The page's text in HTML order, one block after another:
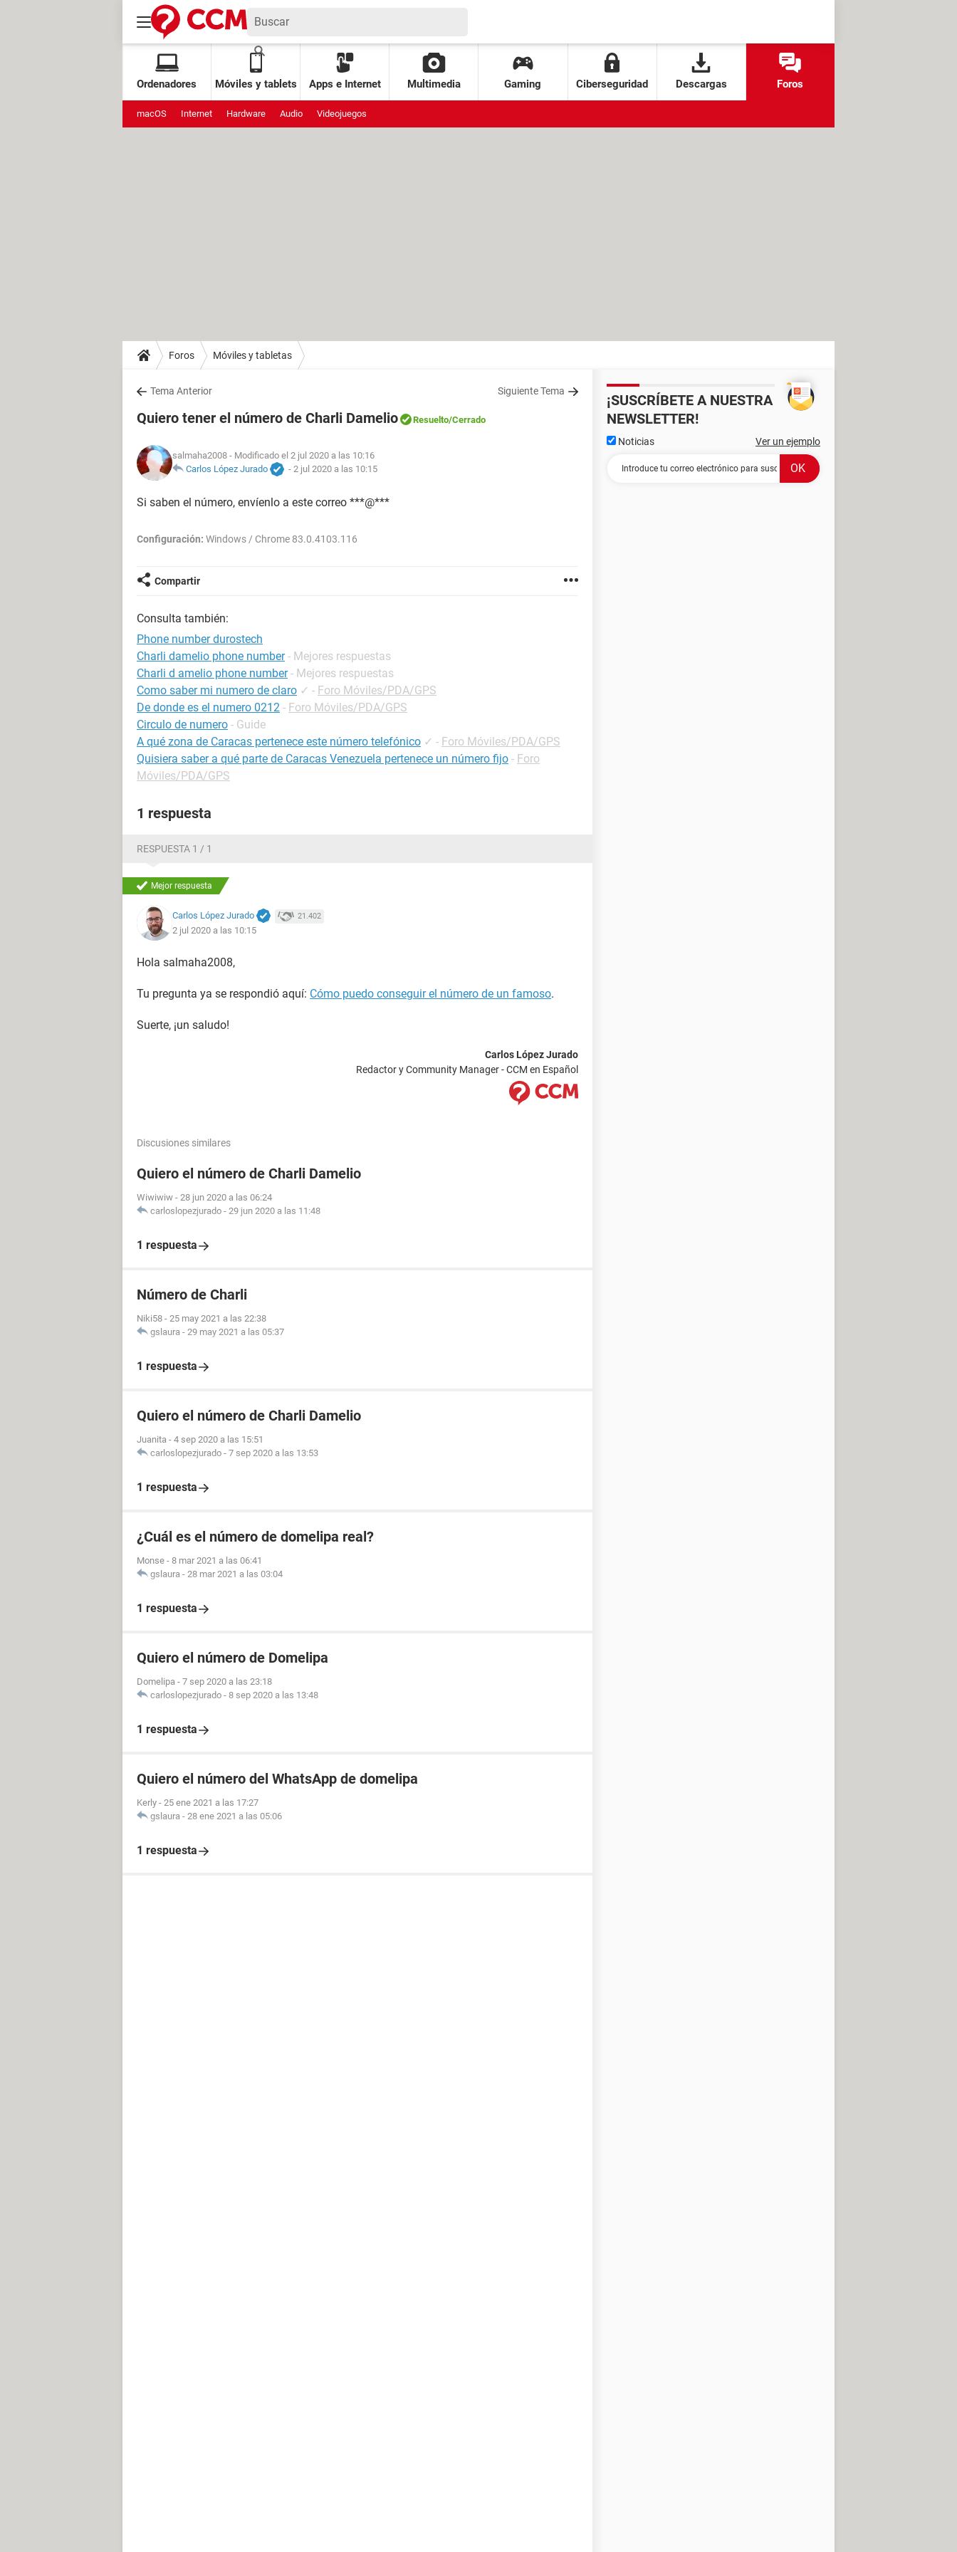
Ordenadores Móviles y tablets Apps e Internet Multimedia Gaming Ciberseguridad Descargas Foros
macOS Internet Hardware Audio Videojuegos
Foros Móviles y tabletas
Tema Anterior Siguiente Tema
Quiero tener el número de Charli Damelio Resuelto/Cerrado
salmaha2008 - Modificado el 2 jul 2020 a las 10:16
Carlos López Jurado
- 2 jul 2020 a las 10:15
Si saben el número, envíenlo a este correo ***@***
Configuración: Windows / Chrome 83.0.4103.116
Compartir
Consulta también:
Phone number durostech
Charli damelio phone number - Mejores respuestas
Charli d amelio phone number - Mejores respuestas
Como saber mi numero de claro ✓ - Foro Móviles/PDA/GPS
De donde es el numero 0212 - Foro Móviles/PDA/GPS
Circulo de numero - Guide
A qué zona de Caracas pertenece este número telefónico ✓ - Foro Móviles/PDA/GPS
Quisiera saber a qué parte de Caracas Venezuela pertenece un número fijo - Foro
Móviles/PDA/GPS
1 respuesta
RESPUESTA 1 / 1
Mejor respuesta
Carlos López Jurado 21.402
2 jul 2020 a las 10:15
Hola salmaha2008,
Tu pregunta ya se respondió aquí: Cómo puedo conseguir el número de un famoso.
Suerte, ¡un saludo!
Carlos López Jurado
Redactor y Community Manager - CCM en Español
Discusiones similares
Quiero el número de Charli Damelio
Wiwiwiw - 28 jun 2020 a las 06:24
carloslopezjurado - 29 jun 2020 a las 11:48
1 respuesta
Número de Charli
Niki58 - 25 may 2021 a las 22:38
gslaura - 29 may 2021 a las 05:37
1 respuesta
Quiero el número de Charli Damelio
Juanita - 4 sep 2020 a las 15:51
carloslopezjurado - 7 sep 2020 a las 13:53
1 respuesta
¿Cuál es el número de domelipa real?
Monse - 8 mar 2021 a las 06:41
gslaura - 28 mar 2021 a las 03:04
1 respuesta
Quiero el número de Domelipa
Domelipa - 7 sep 2020 a las 23:18
carloslopezjurado - 8 sep 2020 a las 13:48
1 respuesta
Quiero el número del WhatsApp de domelipa
Kerly - 25 ene 2021 a las 17:27
gslaura - 28 ene 2021 a las 05:06
1 respuesta
¡SUSCRÍBETE A NUESTRA
NEWSLETTER!
Noticias Ver un ejemplo